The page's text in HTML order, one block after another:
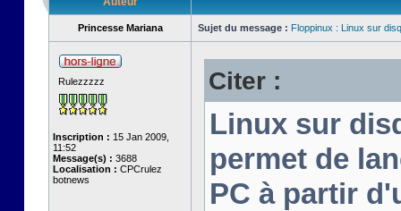
Princesse Mariana Sujet du message : Floppinux : Linux sur
Rulezzzzz
Inscription : 15 Jan 2009,
11:52
Message(s) : 3688
Localisation : CPCrulez
botnews
Citer :
Linux sur
permet de
PC à partir